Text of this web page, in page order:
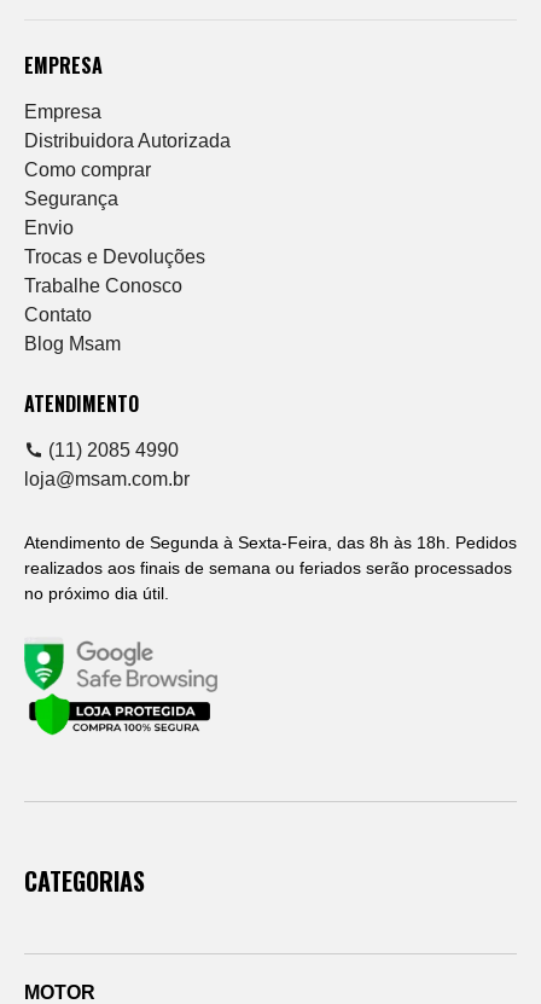
EMPRESA
Empresa
Distribuidora Autorizada
Como comprar
Segurança
Envio
Trocas e Devoluções
Trabalhe Conosco
Contato
Blog Msam
ATENDIMENTO
(11) 2085 4990
loja@msam.com.br
Atendimento de Segunda à Sexta-Feira, das 8h às 18h. Pedidos
realizados aos finais de semana ou feriados serão processados
no próximo dia útil.
CATEGORIAS
MOTOR